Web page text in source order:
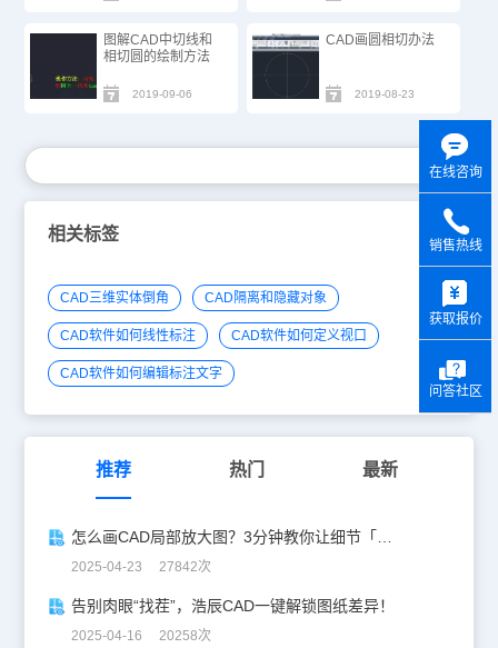
图解CAD中切线和
相切圆的绘制方法
2019-09-06
CAD画圆相切办法
2019-08-23
相关标签
CAD三维实体倒角 CAD隔离和隐藏对象
CAD软件如何线性标注 CAD软件如何定义视口
CAD软件如何编辑标注文字
推荐 热门 最新
2025-04-23 27842次
告别肉眼“找茬”，浩辰CAD一键解锁图纸差异！
2025-04-16 20258次
在线咨询
销售热线
获取报价
问答社区